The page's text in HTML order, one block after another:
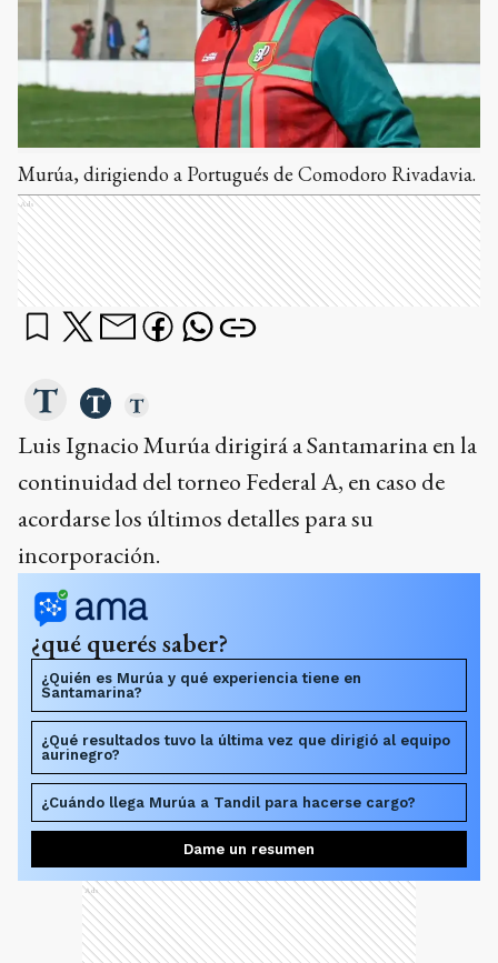
Murúa, dirigiendo a Portugués de Comodoro Rivadavia.
Ads
Luis Ignacio Murúa dirigirá a Santamarina en la
continuidad del torneo Federal A, en caso de
acordarse los últimos detalles para su
incorporación.
¿qué querés saber?
¿Quién es Murúa y qué experiencia tiene en
Santamarina?
¿Qué resultados tuvo la última vez que dirigió al equipo
aurinegro?
¿Cuándo llega Murúa a Tandil para hacerse cargo?
Dame un resumen
Ads